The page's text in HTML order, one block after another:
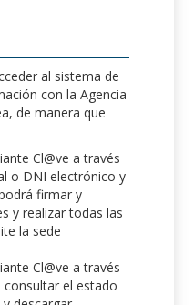
al sistema de
con la Agencia
de manera que
Cl@ve a través
o DNI electrónico y
firmar y
y realizar todas las
la sede
Cl@ve a través
consultar el estado